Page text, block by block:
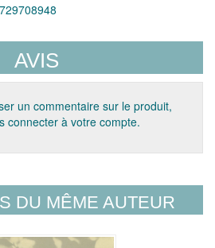
AVIS
un commentaire sur le produit,
connecter à votre compte.
DU MÊME AUTEUR